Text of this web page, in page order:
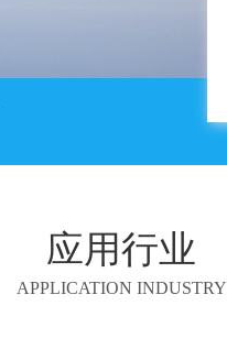
应用行业
APPLICATION INDUSTRY